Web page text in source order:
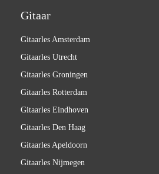
Gitaar
Gitaarles Amsterdam
Gitaarles Utrecht
Gitaarles Groningen
Gitaarles Rotterdam
Gitaarles Eindhoven
Gitaarles Den Haag
Gitaarles Apeldoorn
Gitaarles Nijmegen